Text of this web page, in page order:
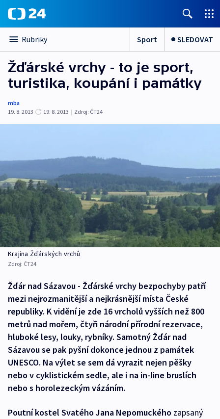
Rubriky Sport SLEDOVAT
Žďárské vrchy - to je sport,
turistika, koupání i památky
mba
19. 8. 2013
19. 8. 2013 | Zdroj: ČT24
Krajina Žďárských vrchů
Zdroj: ČT24
Žďár nad Sázavou - Žďárské vrchy bezpochyby patří
mezi nejrozmanitější a nejkrásnější místa České
republiky. K vidění je zde 16 vrcholů vyšších než 800
metrů nad mořem, čtyři národní přírodní rezervace,
hluboké lesy, louky, rybníky. Samotný Žďár nad
Sázavou se pak pyšní dokonce jednou z památek
UNESCO. Na výlet se sem dá vyrazit nejen pěšky
nebo v cyklistickém sedle, ale i na in-line bruslích
nebo s horolezeckým vázáním.
Poutní kostel Svatého Jana Nepomuckého zapsaný